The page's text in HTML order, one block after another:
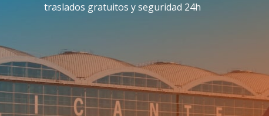
traslados gratuitos y seguridad 24h